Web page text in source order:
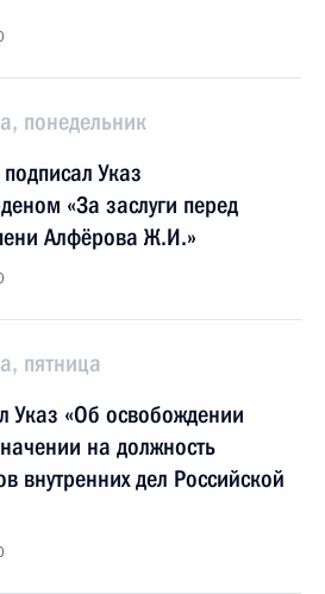
понедельник
Указ
«За заслуги перед
Алфёрова Ж.И.»
пятница
Указ «Об освобождении
на должность
внутренних дел Российской